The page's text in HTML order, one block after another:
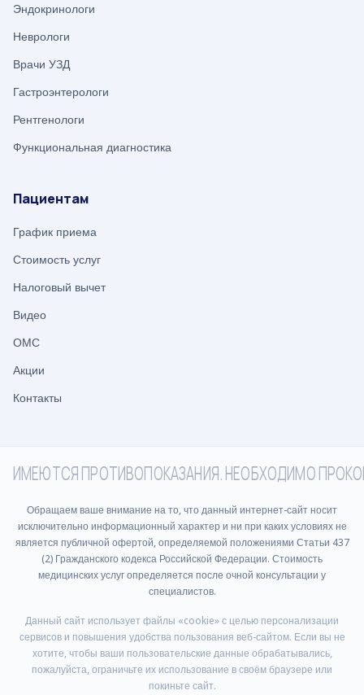
Эндокринологи
Неврологи
Врачи УЗД
Гастроэнтерологи
Рентгенологи
Функциональная диагностика
Пациентам
График приема
Стоимость услуг
Налоговый вычет
Видео
ОМС
Акции
Контакты
ИМЕЮТСЯ ПРОТИВОПОКАЗАНИЯ. НЕОБХОДИМО
Обращаем ваше внимание на то, что данный интернет-сайт носит
исключительно информационный характер и ни при каких условиях не
является публичной офертой, определяемой положениями Статьи 437
(2) Гражданского кодекса Российской Федерации. Стоимость
медицинских услуг определяется после очной консультации у
специалистов.
Данный сайт использует файлы «cookie» с целью персонализации
сервисов и повышения удобства пользования веб-сайтом. Если вы не
хотите, чтобы ваши пользовательские данные обрабатывались,
пожалуйста, ограничьте их использование в своём браузере или
покиньте сайт.